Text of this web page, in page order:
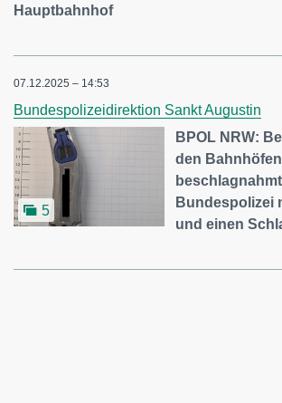
Hauptbahnhof
07.12.2025 – 14:53
Bundespolizeidirektion Sankt Augustin
5
BPOL NRW:
den Bahnhöfen
Bundespolizei
und einen